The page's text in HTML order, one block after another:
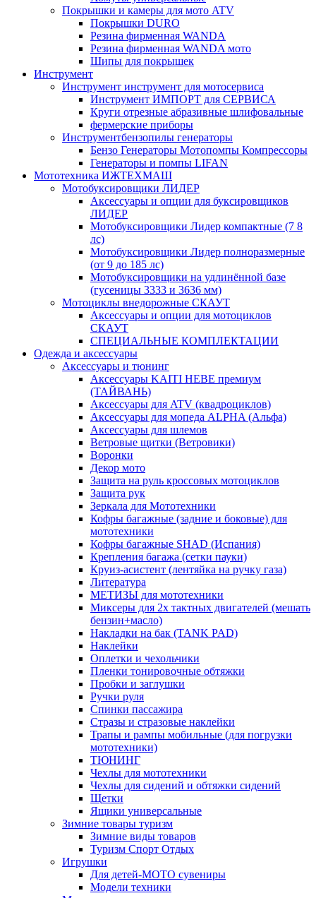
Покрышки и камеры для мото ATV
Покрышки DURO
Резина фирменная WANDA
Резина фирменная WANDA мото
Шипы для покрышек
Инструмент
Инструмент инструмент для мотосервиса
Инструмент ИМПОРТ для СЕРВИСА
Круги отрезные абразивные шлифовальные
фермерские приборы
Инструментбензопилы генераторы
Бензо Генераторы Мотопомпы Компрессоры
Генераторы и помпы LIFAN
Мототехника ИЖТЕХМАШ
Мотобуксировщики ЛИДЕР
Аксессуары и опции для буксировщиков
ЛИДЕР
Мотобуксировщики Лидер компактные (7 8
лс)
Мотобуксировщики Лидер полноразмерные
(от 9 до 185 лс)
Мотобуксировщики на удлинённой базе
(гусеницы 3333 и 3636 мм)
Мотоциклы внедорожные СКАУТ
Аксессуары и опции для мотоциклов
СКАУТ
СПЕЦИАЛЬНЫЕ КОМПЛЕКТАЦИИ
Одежда и аксессуары
Аксессуары и тюнинг
Аксессуары KAITI HEBE премиум
(ТАЙВАНЬ)
Аксессуары для ATV (квадроциклов)
Аксессуары для мопеда ALPHA (Альфа)
Аксессуары для шлемов
Ветровые щитки (Ветровики)
Воронки
Декор мото
Защита на руль кроссовых мотоциклов
Защита рук
Зеркала для Мототехники
Кофры багажные (задние и боковые) для
мототехники
Кофры багажные SHAD (Испания)
Крепления багажа (сетки пауки)
Круиз-асистент (лентяйка на ручку газа)
Литература
МЕТИЗЫ для мототехники
Миксеры для 2х тактных двигателей (мешать
бензин+масло)
Накладки на бак (TANK PAD)
Наклейки
Оплетки и чехольчики
Пленки тонировочные обтяжки
Пробки и заглушки
Ручки руля
Спинки пассажира
Стразы и стразовые наклейки
Трапы и рампы мобильные (для погрузки
мототехники)
ТЮНИНГ
Чехлы для мототехники
Чехлы для сидений и обтяжки сидений
Щетки
Ящики универсальные
Зимние товары туризм
Зимние виды товаров
Туризм Спорт Отдых
Игрушки
Для детей-МОТО сувениры
Модели техники